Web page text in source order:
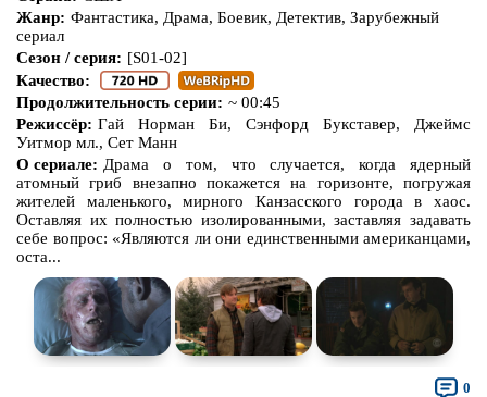
Жанр: Фантастика, Драма, Боевик, Детектив, Зарубежный
сериал
Сезон / серия: [S01-02]
Качество:
Продолжительность серии: ~ 00:45
Режиссёр: Гай Норман Би, Сэнфорд Букставер, Джеймс
Уитмор мл., Сет Манн
О сериале: Драма о том, что случается, когда ядерный
атомный гриб внезапно покажется на горизонте, погружая
жителей маленького, мирного Канзасского города в хаос.
Оставляя их полностью изолированными, заставляя задавать
себе вопрос: «Являются ли они единственными американцами,
оста...
0